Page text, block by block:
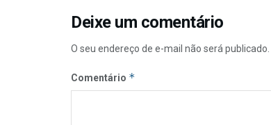
Deixe um comentário
O seu endereço de e-mail não será publicado.
Comentário *